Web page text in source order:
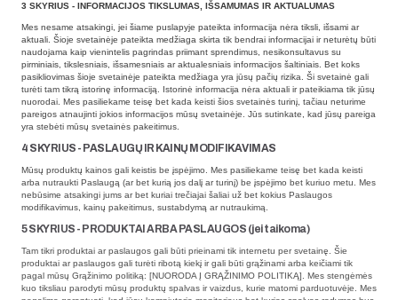
3 SKYRIUS - INFORMACIJOS TIKSLUMAS, IŠSAMUMAS IR AKTUALUMAS
Mes nesame atsakingi, jei šiame puslapyje pateikta informacija nėra tiksli, išsami ar
aktuali. Šioje svetainėje pateikta medžiaga skirta tik bendrai informacijai ir neturėtų būti
naudojama kaip vienintelis pagrindas priimant sprendimus, nesikonsultavus su
pirminiais, tikslesniais, išsamesniais ar aktualesniais informacijos šaltiniais. Bet koks
pasikliovimas šioje svetainėje pateikta medžiaga yra jūsų pačių rizika. Ši svetainė gali
turėti tam tikrą istorinę informaciją. Istorinė informacija nėra aktuali ir pateikiama tik jūsų
nuorodai. Mes pasiliekame teisę bet kada keisti šios svetainės turinį, tačiau neturime
pareigos atnaujinti jokios informacijos mūsų svetainėje. Jūs sutinkate, kad jūsų pareiga
yra stebėti mūsų svetainės pakeitimus.
4 SKYRIUS - PASLAUGŲ IR KAINŲ MODIFIKAVIMAS
Mūsų produktų kainos gali keistis be įspėjimo. Mes pasiliekame teisę bet kada keisti
arba nutraukti Paslaugą (ar bet kurią jos dalį ar turinį) be įspėjimo bet kuriuo metu. Mes
nebūsime atsakingi jums ar bet kuriai trečiajai šaliai už bet kokius Paslaugos
modifikavimus, kainų pakeitimus, sustabdymą ar nutraukimą.
5 SKYRIUS - PRODUKTAI ARBA PASLAUGOS (jei taikoma)
Tam tikri produktai ar paslaugos gali būti prieinami tik internetu per svetainę. Šie
produktai ar paslaugos gali turėti ribotą kiekį ir gali būti grąžinami arba keičiami tik
pagal mūsų Grąžinimo politiką: [NUORODA Į GRĄŽINIMO POLITIKĄ]. Mes stengėmės
kuo tiksliau parodyti mūsų produktų spalvas ir vaizdus, kurie matomi parduotuvėje. Mes